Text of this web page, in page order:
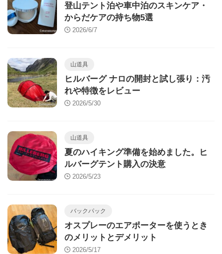
登山テント泊や車中泊のスキンケア・
からだケアの持ち物5選
2026/6/7
山道具
ヒルバーグ ナロの開封と試し張り：汚
れや特徴をレビュー
2026/5/30
山道具
夏のハイキング準備を始めました。ヒ
ルバーグテント購入の決意
2026/5/23
バックパック
オスプレーのエアポーターを使うとき
のメリットとデメリット
2026/5/17